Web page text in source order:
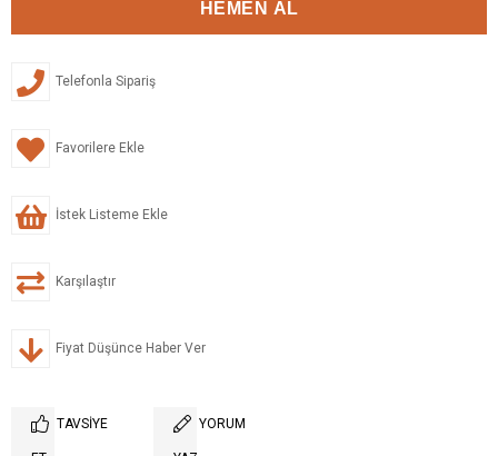
Telefonla Sipariş
Favorilere Ekle
İstek Listeme Ekle
Karşılaştır
Fiyat Düşünce Haber Ver
TAVSIYE YORUM